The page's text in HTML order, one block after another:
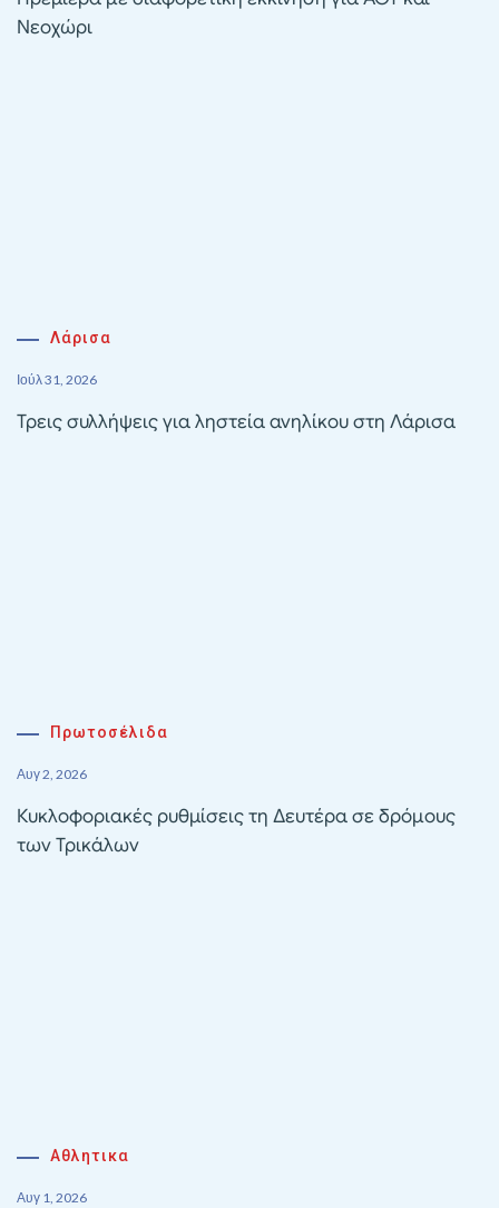
Νεοχώρι
Λάρισα
Ιούλ 31, 2026
Τρεις συλλήψεις για ληστεία ανηλίκου στη Λάρισα
Πρωτοσέλιδα
Αυγ 2, 2026
Κυκλοφοριακές ρυθμίσεις τη Δευτέρα σε δρόμους
των Τρικάλων
Αθλητικα
Αυγ 1, 2026